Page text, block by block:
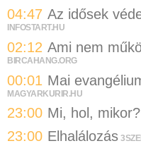
04:47 Az idősek
INFOSTART.HU
02:12 Ami nem
BIRCAHANG.ORG
00:01 Mai
MAGYARKURIR.HU
23:00 Mi, hol, mikor?
23:00 Elhalálozás